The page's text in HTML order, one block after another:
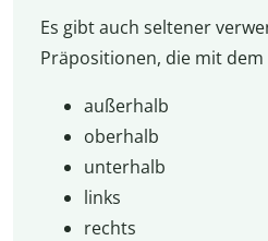
Es gibt auch seltener
Präpositionen, die mit dem
außerhalb
oberhalb
unterhalb
links
rechts